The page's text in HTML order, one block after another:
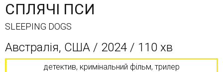
СПЛЯЧІ ПСИ
SLEEPING DOGS
Австралія, США / 2024 / 110 хв
детектив, кримінальний фільм, трилер